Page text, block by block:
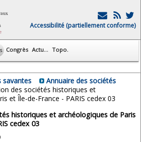
Accessibilité (partiellement conforme)
Congrès Actu... Topo.
savantes
Annuaire des sociétés
des sociétés historiques et
et Île-de-France - PARIS cedex 03
historiques et archéologiques de Paris
cedex 03